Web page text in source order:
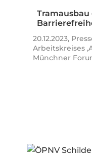
20.12.2023,
Arbeitskreises
Münchner